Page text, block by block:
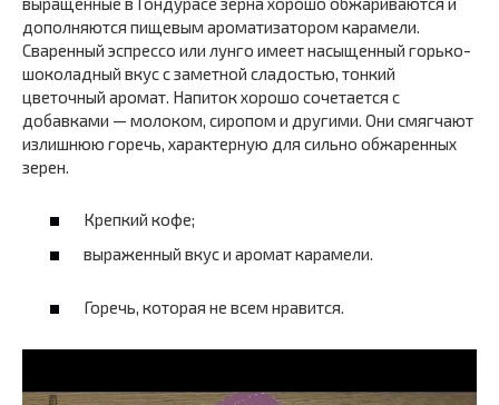
дополняются пищевым ароматизатором карамели.
Сваренный эспрессо или лунго имеет насыщенный горько-
шоколадный вкус с заметной сладостью, тонкий
цветочный аромат. Напиток хорошо сочетается с
добавками — молоком, сиропом и другими. Они смягчают
излишнюю горечь, характерную для сильно обжаренных
зерен.
Крепкий кофе;
выраженный вкус и аромат карамели.
Горечь, которая не всем нравится.